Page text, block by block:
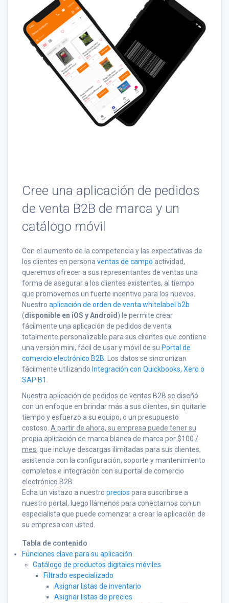
Cree una aplicación de pedidos
de venta B2B de marca y un
catálogo móvil
Con el aumento de la competencia y las expectativas de
los clientes en personaventas de campo actividad,
queremos ofrecer a sus representantes de ventas una
forma de asegurar a los clientes existentes, al tiempo
que promovemos un fuerte incentivo para los nuevos.
Nuestro aplicación de orden de venta whitelabel b2b
(disponible en iOS y Android ) le permite crear
fácilmente una aplicación de pedidos de venta
totalmente personalizable para sus clientes que contiene
una versión mini, fácil de usar y móvil de su Portal de
comercio electrónico B2B. Los datos se sincronizan
fácilmente utilizando Integración con Quickbooks, Xero o
SAP B1 .
Nuestra aplicación de pedidos de ventas B2B se diseñó
con un enfoque en brindar más a sus clientes, sin quitarle
tiempo y esfuerzo a su equipo, o un presupuesto
costoso. A partir de ahora, su empresa puede tener su
propia aplicación de marca blanca de marca por $100 /
mes, que incluye descargas ilimitadas para sus clientes,
asistencia con la configuración, soporte y mantenimiento
completos e integración con su portal de comercio
electrónico B2B.
Echa un vistazo a nuestro precios para suscribirse a
nuestro portal, luego llámenos para conectarnos con un
especialista que puede comenzar a crear la aplicación de
su empresa con usted.
Tabla de contenido
Funciones clave para su aplicación
Catálogo de productos digitales móviles
Filtrado especializado
Asignar listas de inventario
Asignar listas de precios